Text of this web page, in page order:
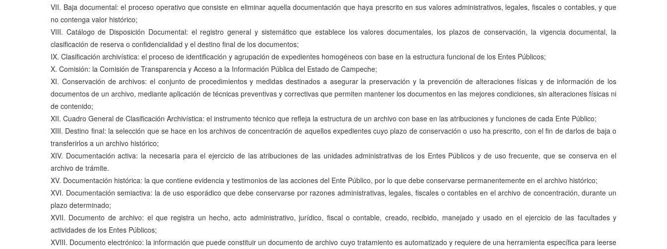
VII. Baja documental: el proceso operativo que consiste en eliminar aquella documentación que haya prescrito en sus valores administrativos, legales, fiscales o contables, y que
no contenga valor histórico;
VIII. Catálogo de Disposición Documental: el registro general y sistemático que establece los valores documentales, los plazos de conservación, la vigencia documental, la
clasificación de reserva o confidencialidad y el destino final de los documentos;
IX. Clasificación archivística: el proceso de identificación y agrupación de expedientes homogéneos con base en la estructura funcional de los Entes Públicos;
X. Comisión: la Comisión de Transparencia y Acceso a la Información Pública del Estado de Campeche;
XI. Conservación de archivos: el conjunto de procedimientos y medidas destinados a asegurar la preservación y la prevención de alteraciones físicas y de información de los
documentos de un archivo, mediante aplicación de técnicas preventivas y correctivas que permiten mantener los documentos en las mejores condiciones, sin alteraciones físicas ni
de contenido;
XII. Cuadro General de Clasificación Archivística: el instrumento técnico que refleja la estructura de un archivo con base en las atribuciones y funciones de cada Ente Público;
XIII. Destino final: la selección que se hace en los archivos de concentración de aquellos expedientes cuyo plazo de conservación o uso ha prescrito, con el fin de darlos de baja o
transferirlos a un archivo histórico;
XIV. Documentación activa: la necesaria para el ejercicio de las atribuciones de las unidades administrativas de los Entes Públicos y de uso frecuente, que se conserva en el
archivo de trámite.
XV. Documentación histórica: la que contiene evidencia y testimonios de las acciones del Ente Público, por lo que debe conservarse permanentemente en el archivo histórico;
XVI. Documentación semiactiva: la de uso esporádico que debe conservarse por razones administrativas, legales, fiscales o contables en el archivo de concentración, durante un
plazo determinado;
XVII. Documento de archivo: el que registra un hecho, acto administrativo, jurídico, fiscal o contable, creado, recibido, manejado y usado en el ejercicio de las facultades y
actividades de los Entes Públicos;
XVIII. Documento electrónico: la información que puede constituir un documento de archivo cuyo tratamiento es automatizado y requiere de una herramienta específica para leerse